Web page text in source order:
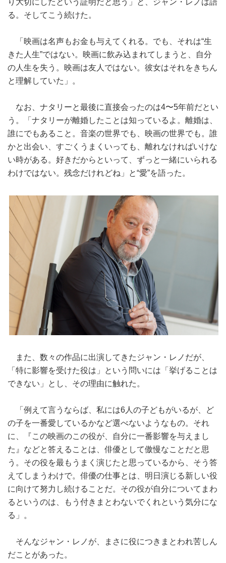
る。そしてこう続けた。
「映画は名声もお金も与えてくれる。でも、それは“生
きた人生”ではない。映画に飲み込まれてしまうと、自分
の人生を失う。映画は友人ではない。彼女はそれをきちん
と理解していた」。
なお、ナタリーと最後に直接会ったのは4〜5年前だとい
う。「ナタリーが離婚したことは知っているよ。離婚は、
誰にでもあること。音楽の世界でも、映画の世界でも。誰
かと出会い、すごくうまくいっても、離れなければいけな
い時がある。好きだからといって、ずっと一緒にいられる
わけではない。残念だけれどね」と“愛”を語った。
また、数々の作品に出演してきたジャン・レノだが、
「特に影響を受けた役は」という問いには「挙げることは
できない」とし、その理由に触れた。
「例えて言うならば、私には6人の子どもがいるが、ど
の子を一番愛しているかなど選べないようなもの。それ
に、『この映画のこの役が、自分に一番影響を与えまし
た』などと答えることは、俳優として傲慢なことだと思
う。その役を最もうまく演じたと思っているから、そう答
えてしまうわけで。俳優の仕事とは、明日演じる新しい役
に向けて努力し続けることだ。その役が自分についてまわ
るというのは、もう付きまとわないでくれという気分にな
る」。
そんなジャン・レノが、まさに役につきまとわれ苦しん
だことがあった。